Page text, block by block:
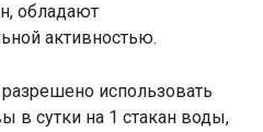
обладают
активностью.
использовать
в сутки на 1 стакан воды,